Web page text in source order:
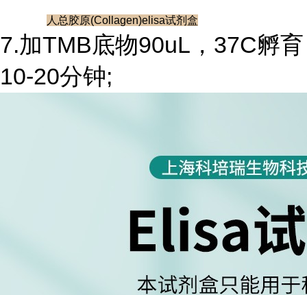
人总胶原(Collagen)elisa试剂盒
7.加TMB底物90uL，37C孵育
10-20分钟;